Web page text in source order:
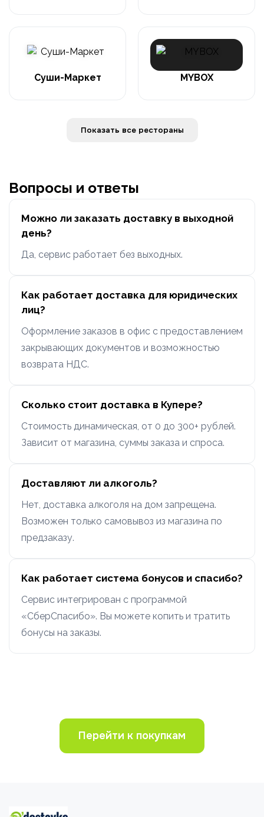
Суши-Маркет MYBOX
Показать все рестораны
Вопросы и ответы
Можно ли заказать доставку в выходной
день?
Да, сервис работает без выходных.
Как работает доставка для юридических
лиц?
Оформление заказов в офис с предоставлением
закрывающих документов и возможностью
возврата НДС.
Сколько стоит доставка в Купере?
Стоимость динамическая, от 0 до 300+ рублей.
Зависит от магазина, суммы заказа и спроса.
Доставляют ли алкоголь?
Нет, доставка алкоголя на дом запрещена.
Возможен только самовывоз из магазина по
предзаказу.
Как работает система бонусов и спасибо?
Сервис интегрирован с программой
«СберСпасибо». Вы можете копить и тратить
бонусы на заказы.
Перейти к покупкам